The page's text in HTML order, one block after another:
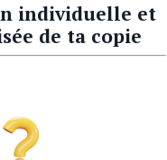
individuelle et
de ta copie